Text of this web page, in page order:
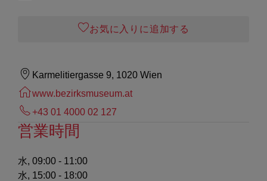
お気に入りに追加する
Karmelitiergasse 9, 1020 Wien
www.bezirksmuseum.at
+43 01 4000 02 127
営業時間
水, 09:00 - 11:00
水, 15:00 - 18:00